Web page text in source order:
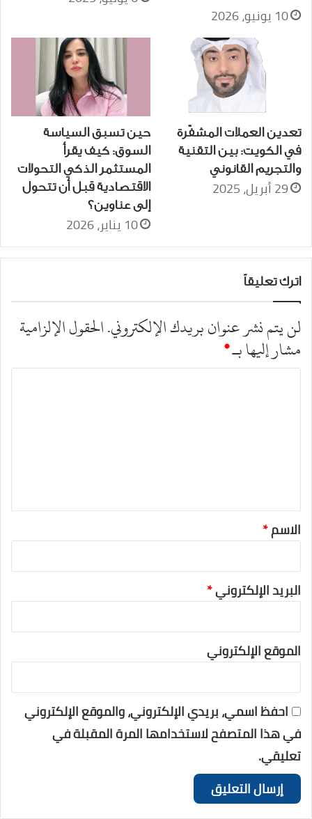
10 يونيو، 2026
تعدين العملات المشفّرة
في الكويت: بين التقنية
والتجريم القانوني
29 أبريل، 2025
حين تسبق السياسة
السوق: كيف يقرأ
المستثمر الذكي التحولات
الاقتصادية قبل أن تتحول
إلى عناوين؟
10 يناير، 2026
اترك تعليقاً
لن يتم نشر عنوان بريدك الإلكتروني.الحقول الإلزامية
مشار إليها بـ*
ا
الاسم*
البريد الإلكتروني*
الموقع الإلكتروني
احفظ اسمي، بريدي الإلكتروني، والموقع الإلكتروني
في هذا المتصفح لاستخدامها المرة المقبلة في
تعليقي.